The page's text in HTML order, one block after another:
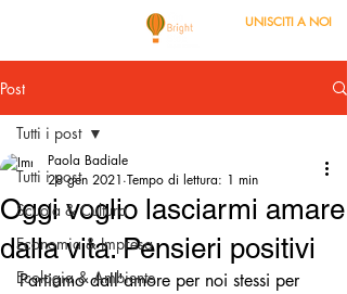
UNISCITI A NOI
Post
Tutti i post
Scuola & Cultura
Economia & Impresa
Ecologia & Ambiente
Tutti i post
Oggi voglio lasciarmi amare
dalla vita. Pensieri positivi
Paola Badiale
28 gen 2021 Tempo di lettura: 1 min
Partiamo dall'amore per noi stessi per